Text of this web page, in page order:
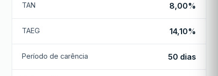
TAN 8,00%
TAEG 14,10%
Período de carência 50 dias